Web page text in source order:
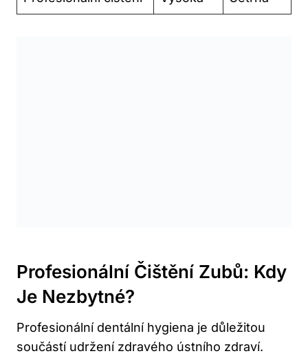
Profesionální Čištění Zubů: Kdy
Je Nezbytné?
Profesionální dentální hygiena je důležitou
součástí udržení zdravého ústního zdraví.